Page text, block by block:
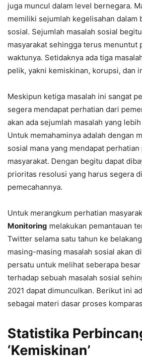
juga muncul dalam level bernegara.
memiliki sejumlah kegelisahan dalam
sosial. Sejumlah masalah sosial
masyarakat sehingga terus menuntut
waktunya. Setidaknya ada tiga
pelik, yakni kemiskinan, korupsi, dan
Meskipun ketiga masalah ini sangat
segera mendapat perhatian dari
akan ada sejumlah masalah yang
Untuk memahaminya adalah dengan
sosial mana yang mendapat
masyarakat. Dengan begitu dapat
prioritas resolusi yang harus segera
pemecahannya.
Untuk merangkum perhatian
Monitoring melakukan pemantauan
Twitter selama satu tahun ke
masing-masing masalah sosial akan
persatu untuk melihat seberapa
terhadap sebuah masalah sosial
2021 dapat dimunculkan. Berikut ini
sebagai materi dasar proses
Statistika
‘Kemiskinan’